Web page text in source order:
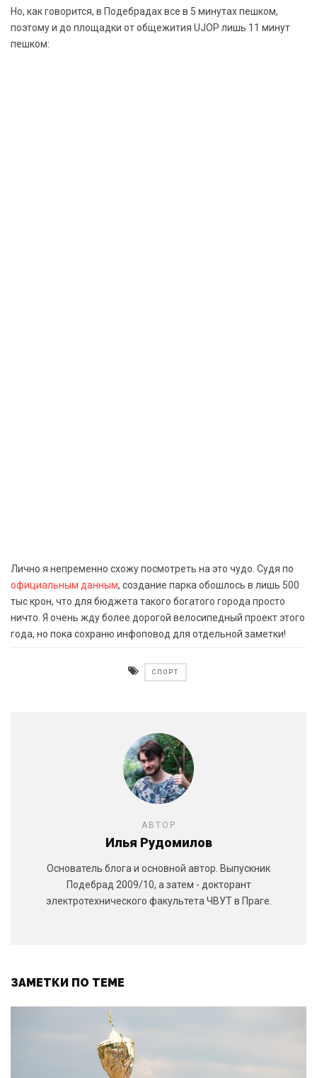
Но, как говорится, в Подебрадах все в 5 минутах пешком,
поэтому и до площадки от общежития UJOP лишь 11 минут
пешком:
Лично я непременно схожу посмотреть на это чудо. Судя по
официальным данным, создание парка обошлось в лишь 500
тыс крон, что для бюджета такого богатого города просто
ничто. Я очень жду более дорогой велосипедный проект этого
года, но пока сохраню инфоповод для отдельной заметки!
СПОРТ
АВТОР
Илья Рудомилов
Основатель блога и основной автор. Выпускник
Подебрад 2009/10, а затем - докторант
электротехнического факультета ЧВУТ в Праге.
ЗАМЕТКИ ПО ТЕМЕ